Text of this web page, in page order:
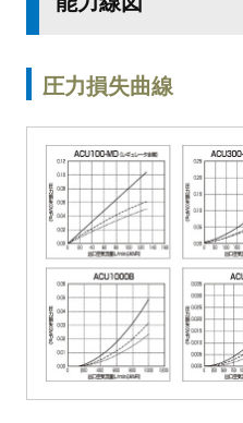
圧力損失曲線